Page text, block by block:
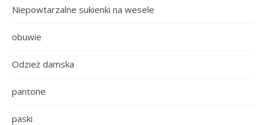
Niepowtarzalne sukienki na wesele
obuwie
Odzież damska
pantone
paski